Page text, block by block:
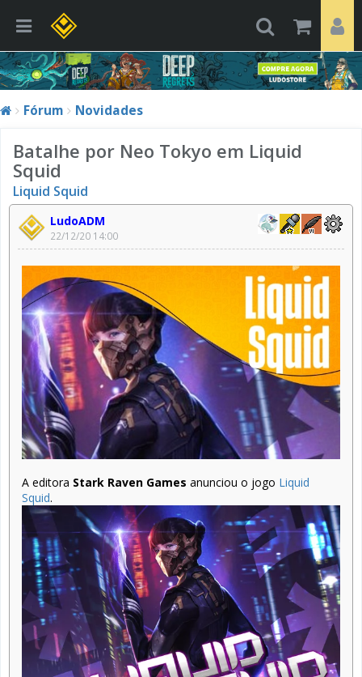
Fórum Novidades
Batalhe por Neo Tokyo em Liquid
Squid
Liquid Squid
LudoADM
22/12/20 14:00
A editora Stark Raven Games anunciou o jogo Liquid
Squid.